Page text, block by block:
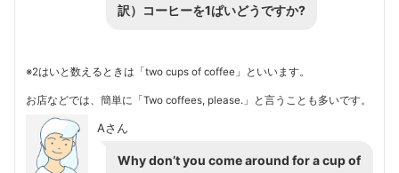
訳）コーヒーを1ぱいどうですか?
※2はいと数えるときは「two cups of coffee」といいます。
お店などでは、簡単に「Two coffees, please.」と言うことも多いです。
Aさん
Why don’t you come around for a cup of